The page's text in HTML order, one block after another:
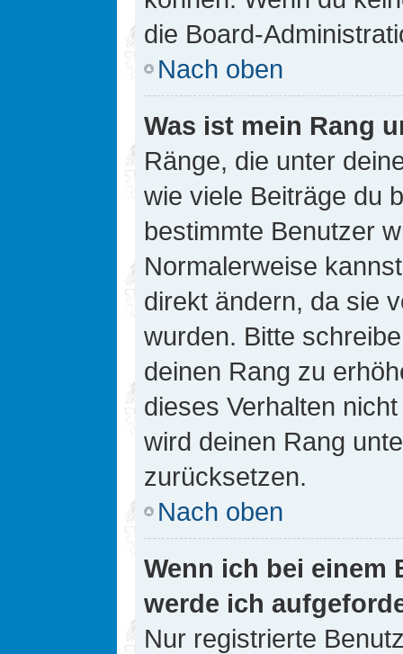
die Board-
Nach oben
Was ist mein Rang
Ränge, die unter
wie viele Beiträge du
bestimmte Benutzer
Normalerweise
direkt ändern, da sie
wurden. Bitte
deinen Rang zu
dieses Verhalten
wird deinen Rang
zurücksetzen.
Nach oben
Wenn ich bei einem
werde ich
Nur registrierte